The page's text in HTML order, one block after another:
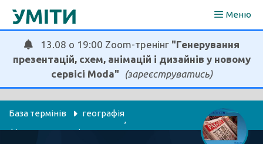
Перейти
Меню
13.08 о 19:00 Zoom-тренінг "Генерування
презентацій, схем, анімацій і дизайнів у новому
сервісі Moda"
(зареєструватись)
База термінів географія
,
фінанси, економіка